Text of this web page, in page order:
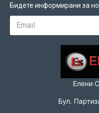
Бидете информирани за
Елени
Бул.